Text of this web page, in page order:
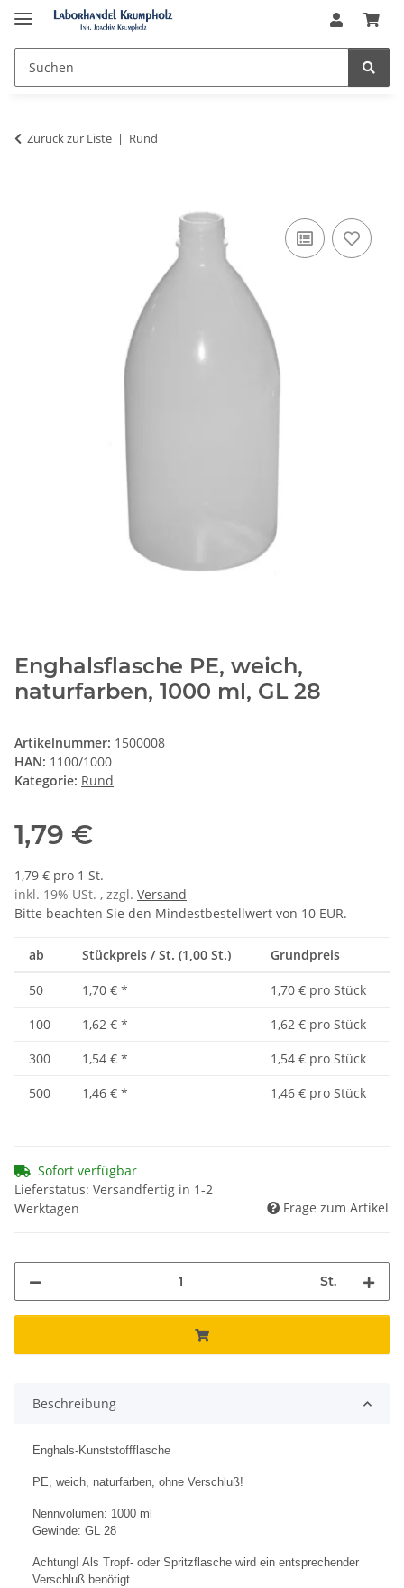
Zurück zur Liste Rund
Enghalsflasche PE, weich,
naturfarben, 1000 ml, GL 28
Artikelnummer: 1500008
HAN: 1100/1000
Kategorie: Rund
1,79 €
1,79 € pro 1 St.
inkl. 19% USt. , zzgl. Versand
Bitte beachten Sie den Mindestbestellwert von 10 EUR.
ab Stückpreis / St. (1,00 St.) Grundpreis
50 1,70 € *
1,70 € pro Stück
100
1,62 € *
1,62 € pro Stück
300
1,54 € *
1,54 € pro Stück
500
1,46 € * 1,46 € pro Stück
Sofort verfügbar
Lieferstatus: Versandfertig in 1-2
Werktagen
Frage zum Artikel
St.
Beschreibung
Enghals-Kunststoffflasche
PE, weich, naturfarben, ohne Verschluß!
Nennvolumen: 1000 ml
Gewinde: GL 28
Achtung! Als Tropf- oder Spritzflasche wird ein entsprechender
Verschluß benötigt.